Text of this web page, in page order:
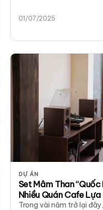
01/07/2025
DỰ ÁN
Set Mâm Than
Nhiều Quán Cafe Lựa
Trong vài năm trở lại